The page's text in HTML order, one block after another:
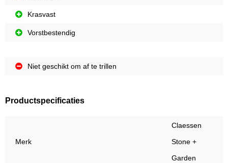
Krasvast
Vorstbestendig
Niet geschikt om af te trillen
Productspecificaties
Merk
Claessen
Stone +
Garden